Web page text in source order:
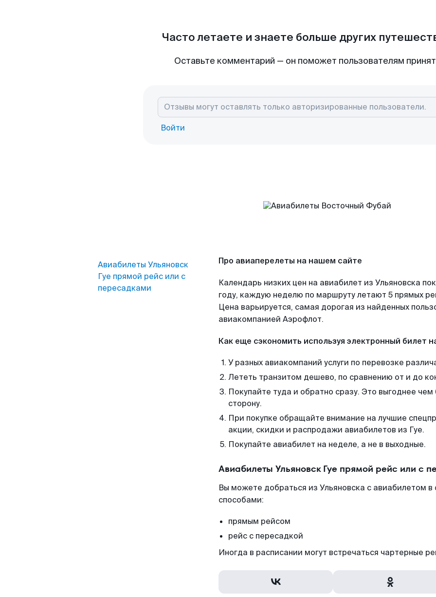
Часто летаете и знаете больше других
Оставьте комментарий — он поможет пользователям
Войти
Авиабилеты Ульяновск
Гуе прямой рейс или с
пересадками
Про авиаперелеты на нашем сайте
Календарь низких цен на авиабилет из Ульяновска
году, каждую неделю по маршруту летают 5 прямых
Цена варьируется, самая дорогая из найденных
авиакомпанией Аэрофлот.
Как еще сэкономить используя электронный билет
У разных авиакомпаний услуги по перевозке
Лететь транзитом дешево, по сравнению от и до
Покупайте туда и обратно сразу. Это выгоднее чем
сторону.
При покупке обращайте внимание на лучшие
акции, скидки и распродажи авиабилетов из Гуе.
Покупайте авиабилет на неделе, а не в выходные.
Авиабилеты Ульяновск Гуе прямой рейс или с
Вы можете добраться из Ульяновска с авиабилетом в
способами:
прямым рейсом
рейс с пересадкой
Иногда в расписании могут встречаться чартерные